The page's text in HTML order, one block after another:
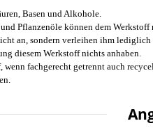
Basen und Alkohole.
Pflanzenöle können dem Werkstoff
an, sondern verleihen ihm lediglich
diesem Werkstoff nichts anhaben.
fachgerecht getrennt auch